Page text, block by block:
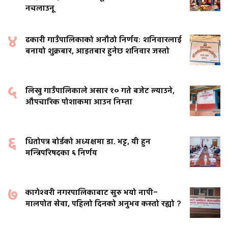
नचलाउनू
४
ढकारी गाउँपालिकाको अनौठो निर्णयः शनिवारलाई
बनायो शुक्रबार, आइतबार हुनेछ शनिवार जस्तो
५
लिखु गाउँपालिकाले असार १० गते बजेट ल्याउने,
औपचारिक पोशाकमा आउन निम्ता
६
धितोपत्र बोर्डको अध्यक्षमा डा. भट्ट, यी हुन
मन्त्रिपरिषदका ६ निर्णय
७
कागेश्वरी नगरपालिकाबाट सुरु भयो नापी–
मालपोत सेवा, पहिलो दिनको अनुभव कस्तो रह्यो ?